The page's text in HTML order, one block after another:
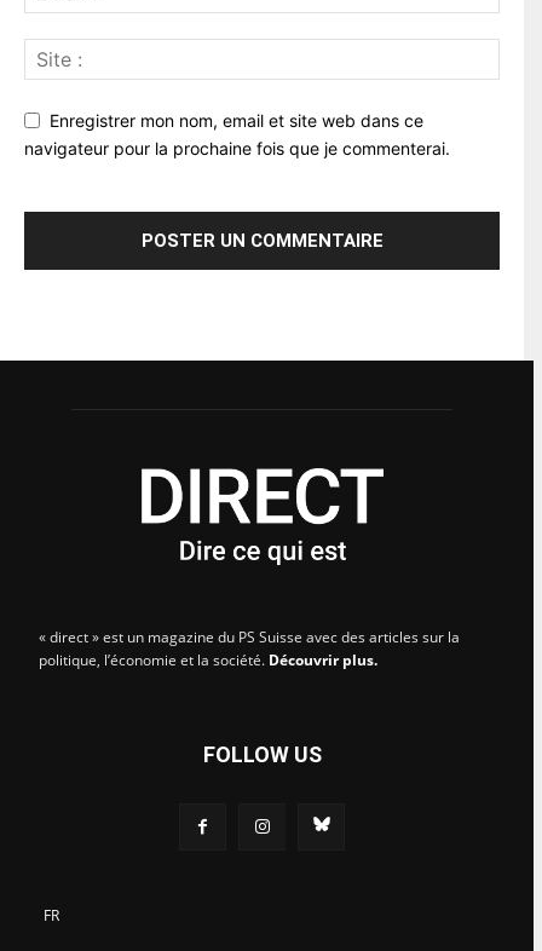
Enregistrer mon nom, email et site web dans ce
navigateur pour la prochaine fois que je commenterai.
« direct » est un magazine du PS Suisse avec des articles sur la
politique, l’économie et la société. Découvrir plus.
FOLLOW US
FR